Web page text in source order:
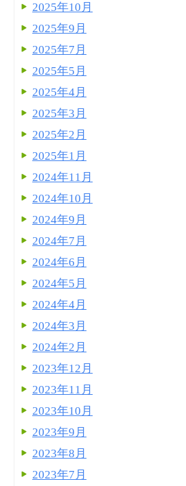
2025年10月
2025年9月
2025年7月
2025年5月
2025年4月
2025年3月
2025年2月
2025年1月
2024年11月
2024年10月
2024年9月
2024年7月
2024年6月
2024年5月
2024年4月
2024年3月
2024年2月
2023年12月
2023年11月
2023年10月
2023年9月
2023年8月
2023年7月